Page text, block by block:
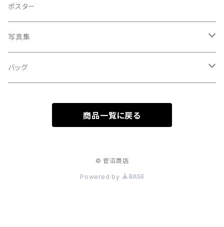
灰皿
白露
秋分
A HARD DAY'S NIGHT
with the suganuma's
ポスター
写真集
５歳刻み写真集
バッグ
マルシェバッグ
商品一覧に戻る
© 菅沼商店
Powered by